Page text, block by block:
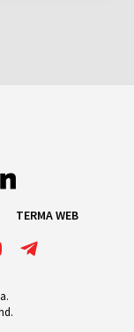
TERMA WEB